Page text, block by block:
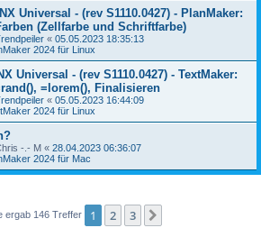
Universal - (rev S1110.0427) - PlanMaker:
(Zellfarbe und Schriftfarbe)
« 05.05.2023 18:35:13
2024 für Linux
Universal - (rev S1110.0427) - TextMaker:
=lorem(), Finalisieren
« 05.05.2023 16:44:09
2024 für Linux
-.- M « 28.04.2023 06:36:07
2024 für Mac
ergab 146 Treffer 1 2 3